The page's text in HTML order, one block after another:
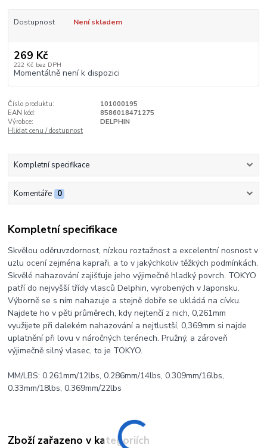
Dostupnost Není skladem
269 Kč
222 Kč bez DPH
Momentálně není k dispozici
Číslo produktu:
101000195
EAN kód:
8586018471275
Výrobce:
DELPHIN
Hlídat cenu / dostupnost
Kompletní specifikace
Komentáře 0
Kompletní specifikace
Skvělou oděruvzdornost, nízkou roztažnost a excelentní nosnost v
uzlu ocení zejména kapraři, a to v jakýchkoliv těžkých podmínkách.
Skvělé nahazování zajišťuje jeho výjimečně hladký povrch. TOKYO
patří do nejvyšší třídy vlasců Delphin, vyrobených v Japonsku.
Výborně se s ním nahazuje a stejně dobře se ukládá na cívku.
Najdete ho v pěti průměrech, kdy nejtenčí z nich, 0,261mm
využijete při dalekém nahazování a nejtlustší, 0,369mm si najde
uplatnění při lovu v náročných terénech. Pružný, a zároveň
výjimečně silný vlasec, to je TOKYO.
MM/LBS: 0.261mm/12lbs, 0.286mm/14lbs, 0.309mm/16lbs,
0.33mm/18lbs, 0.369mm/22lbs
Zboží zařazeno v kategoriích